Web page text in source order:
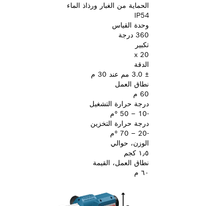
الحماية من الغبار ورذاذ الماء
IP54
وحدة القياس
360 درجة
تكبير
20 x
الدقة
± 3.0 مم عند 30 م
نطاق العمل
60 م
درجة حرارة التشغيل
-10 – 50 °م
درجة حرارة التخزين
-20 – 70 °م
الوزن، حوالي
١٫٥ كجم
نطاق العمل، القيمة
٦٠ م